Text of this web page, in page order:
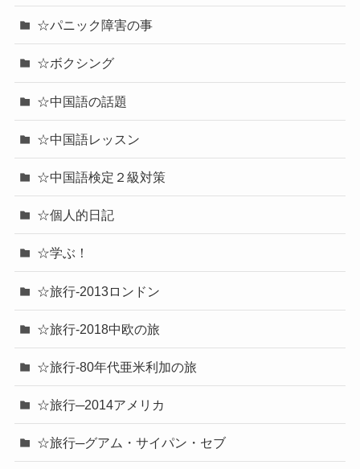
☆パニック障害の事
☆ボクシング
☆中国語の話題
☆中国語レッスン
☆中国語検定２級対策
☆個人的日記
☆学ぶ！
☆旅行-2013ロンドン
☆旅行-2018中欧の旅
☆旅行-80年代亜米利加の旅
☆旅行─2014アメリカ
☆旅行─グアム・サイパン・セブ